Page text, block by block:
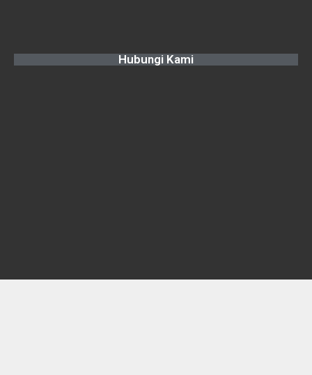
Hubungi Kami